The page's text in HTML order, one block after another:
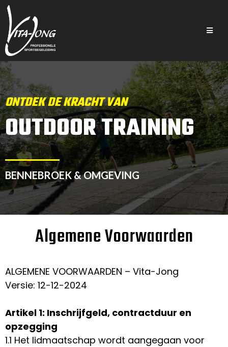
ONTDEK DE KRACHT VAN
OUTDOOR TRAINING
BENNEBROEK & OMGEVING
Algemene Voorwaarden
ALGEMENE VOORWAARDEN – Vita-Jong
Versie: 12-12-2024
Artikel 1: Inschrijfgeld, contractduur en
opzegging
1.1 Het lidmaatschap wordt aangegaan voor